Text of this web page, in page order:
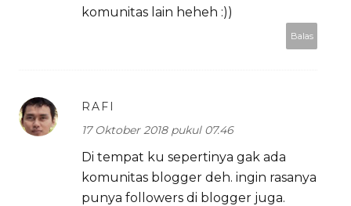
komunitas lain heheh :))
Balas
RAFI
17 Oktober 2018 pukul 07.46
Di tempat ku sepertinya gak ada
komunitas blogger deh. ingin rasanya
punya followers di blogger juga.